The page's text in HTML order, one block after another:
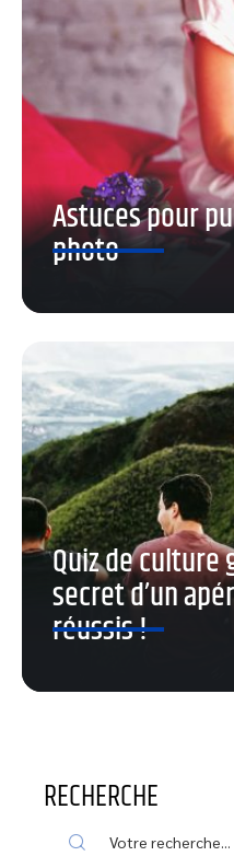
Astuces pour
photo
Quiz de culture
secret d’un
réussis !
RECHERCHE